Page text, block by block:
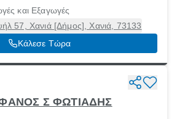
και Εξαγωγές
57, Χανιά [Δήμος], Χανιά, 73133
Κάλεσε Τώρα
Σ ΦΩΤΙΑΔΗΣ